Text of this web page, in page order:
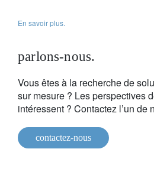
En savoir plus.
parlons-nous.
Vous êtes à la recherche de
sur mesure ? Les perspectives
intéressent ? Contactez l’un de
contactez-nous